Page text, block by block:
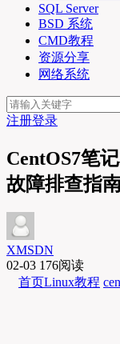
SQL Server
BSD 系统
CMD教程
资源分享
网络系统
注册登录
CentOS7笔
故障排查指
XMSDN
02-03 176阅读
首页Linux教程